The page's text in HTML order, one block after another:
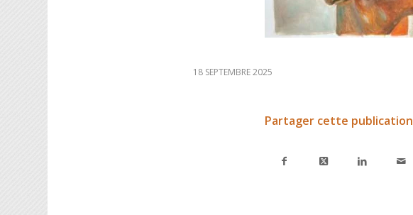
18 SEPTEMBRE 2025
Partager cette publication